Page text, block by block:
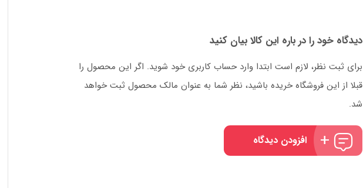
دیدگاه خود را در باره این کالا بیان کنید
برای ثبت نظر، لازم است ابتدا وارد حساب کاربری خود شوید. اگر این محصول را
قبلا از این فروشگاه خریده باشید، نظر شما به عنوان مالک محصول ثبت خواهد
شد.
افزودن دیدگاه